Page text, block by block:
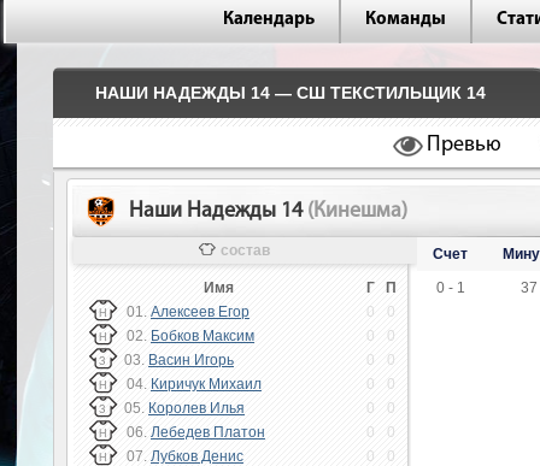
Календарь Команды
НАШИ НАДЕЖДЫ 14 — СШ ТЕКСТИЛЬЩИК 14
Превью
Наши Надежды 14 (Кинешма)
состав
Имя Г П
Н 01. Алексеев Егор 0 0
Н 02. Бобков Максим 0 0
З 03. Васин Игорь 0 0
Н 04. Киричук Михаил 0 0
З 05. Королев Илья 0 0
Н 06. Лебедев Платон 0 0
Н 07. Лубков Денис 0 0
Счет
0 - 1
37